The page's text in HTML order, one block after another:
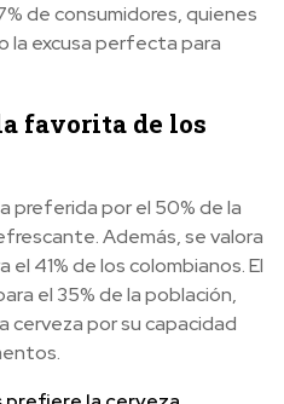
de consumidores, quienes
la excusa perfecta para
favorita de los
preferida por el 50% de la
Además, se valora
41% de los colombianos. El
el 35% de la población,
cerveza por su capacidad